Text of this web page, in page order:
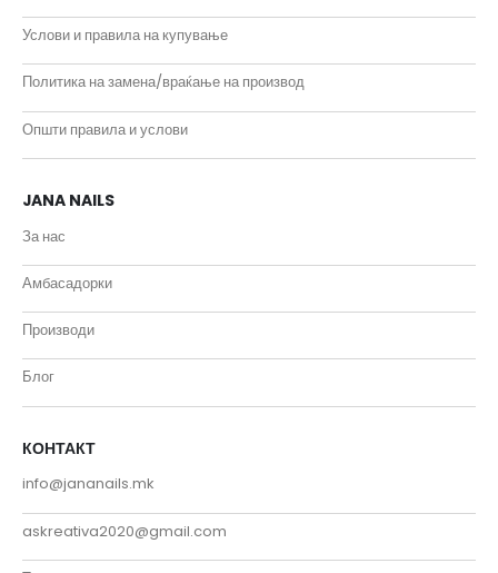
Услови и правила на купување
Политика на замена/враќање на производ
Општи правила и услови
JANA NAILS
За нас
Амбасадорки
Производи
Блог
КОНТАКТ
info@jananails.mk
askreativa2020@gmail.com